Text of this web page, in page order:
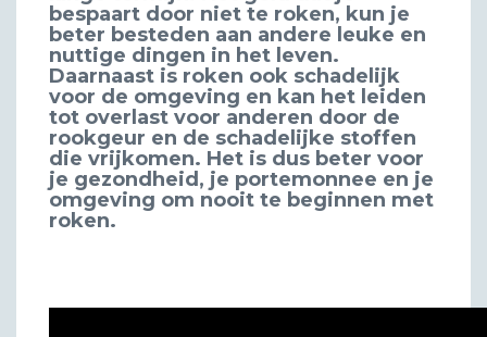
bespaart door niet te roken, kun je
beter besteden aan andere leuke en
nuttige dingen in het leven.
Daarnaast is roken ook schadelijk
voor de omgeving en kan het leiden
tot overlast voor anderen door de
rookgeur en de schadelijke stoffen
die vrijkomen. Het is dus beter voor
je gezondheid, je portemonnee en je
omgeving om nooit te beginnen met
roken.